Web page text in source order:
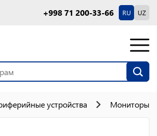
+998 71 200-33-66 RU UZ
устройства Мониторы